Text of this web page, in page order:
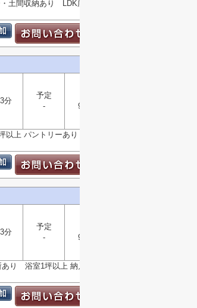
土間収納あり LDK広々19帖
分
予定
-
99.63㎡
上 パントリーあり LDK広々
分
予定
-
93.95㎡
り 浴室1坪以上 納戸・WIC・